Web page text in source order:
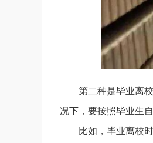
第二种是毕业离
况下，要按照毕业生
比如，毕业离校